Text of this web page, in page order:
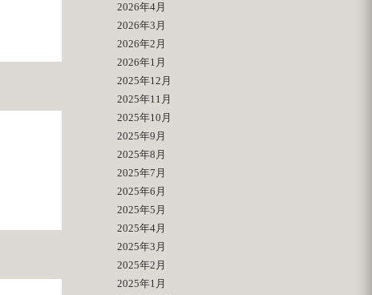
2026年4月
2026年3月
2026年2月
2026年1月
2025年12月
2025年11月
2025年10月
2025年9月
2025年8月
2025年7月
2025年6月
2025年5月
2025年4月
2025年3月
2025年2月
2025年1月